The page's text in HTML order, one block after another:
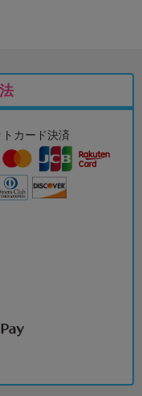
トカード決済